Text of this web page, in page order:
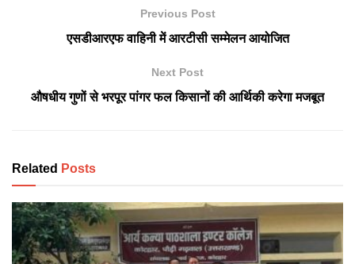
Previous Post
एसडीआरएफ वाहिनी में आरटीसी सम्मेलन आयोजित
Next Post
औषधीय गुणों से भरपूर पांगर फल किसानों की आर्थिकी करेगा मजबूत
Related Posts